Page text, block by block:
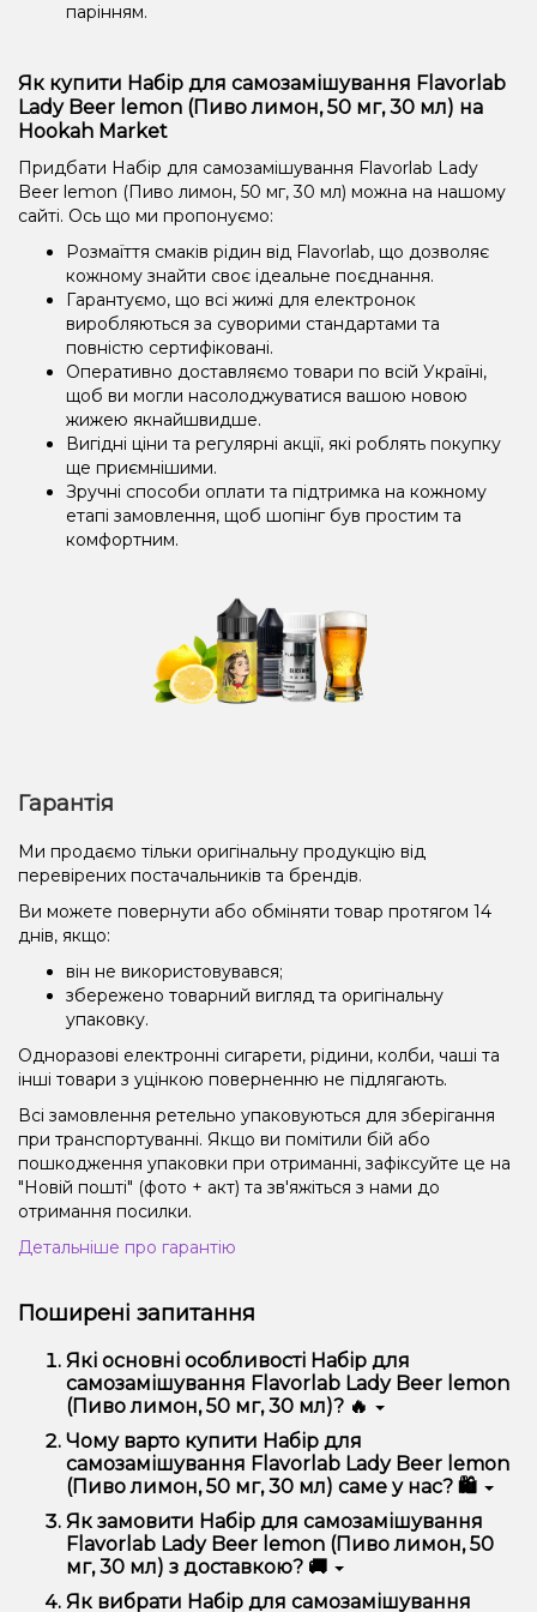
парінням.
Як купити Набір для самозамішування Flavorlab
Lady Beer lemon (Пиво лимон, 50 мг, 30 мл) на
Hookah Market
Придбати Набір для самозамішування Flavorlab Lady
Beer lemon (Пиво лимон, 50 мг, 30 мл) можна на нашому
сайті. Ось що ми пропонуємо:
Розмаїття смаків рідин від Flavorlab, що дозволяє
кожному знайти своє ідеальне поєднання.
Гарантуємо, що всі жижі для електронок
виробляються за суворими стандартами та
повністю сертифіковані.
Оперативно доставляємо товари по всій Україні,
щоб ви могли насолоджуватися вашою новою
жижею якнайшвидше.
Вигідні ціни та регулярні акції, які роблять покупку
ще приємнішими.
Зручні способи оплати та підтримка на кожному
етапі замовлення, щоб шопінг був простим та
комфортним.
Гарантія
Ми продаємо тільки оригінальну продукцію від
перевірених постачальників та брендів.
Ви можете повернути або обміняти товар протягом 14
днів, якщо:
він не використовувався;
збережено товарний вигляд та оригінальну
упаковку.
Одноразові електронні сигарети, рідини, колби, чаші та
інші товари з уцінкою поверненню не підлягають.
Всі замовлення ретельно упаковуються для зберігання
при транспортуванні. Якщо ви помітили бій або
пошкодження упаковки при отриманні, зафіксуйте це на
"Новій пошті" (фото + акт) та зв'яжіться з нами до
отримання посилки.
Детальніше про гарантію
Поширені запитання
Які основні особливості Набір для
самозамішування Flavorlab Lady Beer lemon
(Пиво лимон, 50 мг, 30 мл)? 🔥
Набір для самозамішування Flavorlab Lady Beer
lemon (Пиво лимон, 50 мг, 30 мл) відрізняється
високою якістю, зручністю використання та
надійністю.
Чому варто купити Набір для
самозамішування Flavorlab Lady Beer lemon
(Пиво лимон, 50 мг, 30 мл) саме у нас? 🛍️
Ми пропонуємо тільки оригінальну продукцію,
широкий асортимент, вигідні ціни та швидку
доставку. Крім того, у нас регулярні акції та знижки
для клієнтів!
Як замовити Набір для самозамішування
Flavorlab Lady Beer lemon (Пиво лимон, 50
мг, 30 мл) з доставкою? 🚚
Оформити замовлення можна в кілька кліків:
Як вибрати Набір для самозамішування